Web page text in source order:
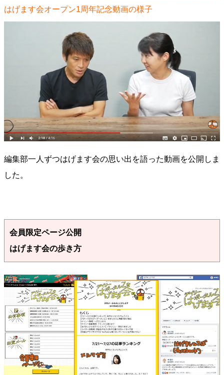
はげます会オープン1周年記念動画の様子
編集部一人ずつはげます会の思い出を語った動画を公開しま
した。
会員限定ページ公開
はげます会の歩き方